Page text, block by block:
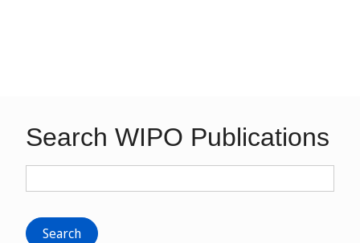
Search WIPO Publications
Search